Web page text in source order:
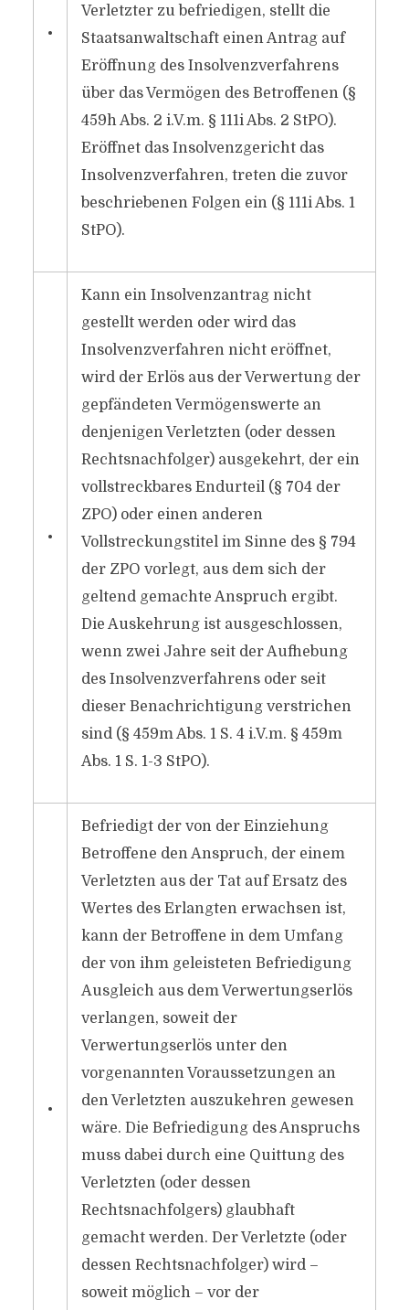
•
Verletzter zu befriedigen, stellt die
Staatsanwaltschaft einen Antrag auf
Eröffnung des Insolvenzverfahrens
über das Vermögen des Betroffenen (§
459h Abs. 2 i.V.m. § 111i Abs. 2 StPO).
Eröffnet das Insolvenzgericht das
Insolvenzverfahren, treten die zuvor
beschriebenen Folgen ein (§ 111i Abs. 1
StPO).
•
Kann ein Insolvenzantrag nicht
gestellt werden oder wird das
Insolvenzverfahren nicht eröffnet,
wird der Erlös aus der Verwertung der
gepfändeten Vermögenswerte an
denjenigen Verletzten (oder dessen
Rechtsnachfolger) ausgekehrt, der ein
vollstreckbares Endurteil (§ 704 der
ZPO) oder einen anderen
Vollstreckungstitel im Sinne des § 794
der ZPO vorlegt, aus dem sich der
geltend gemachte Anspruch ergibt.
Die Auskehrung ist ausgeschlossen,
wenn zwei Jahre seit der Aufhebung
des Insolvenzverfahrens oder seit
dieser Benachrichtigung verstrichen
sind (§ 459m Abs. 1 S. 4 i.V.m. § 459m
Abs. 1 S. 1-3 StPO).
•
Befriedigt der von der Einziehung
Betroffene den Anspruch, der einem
Verletzten aus der Tat auf Ersatz des
Wertes des Erlangten erwachsen ist,
kann der Betroffene in dem Umfang
der von ihm geleisteten Befriedigung
Ausgleich aus dem Verwertungserlös
verlangen, soweit der
Verwertungserlös unter den
vorgenannten Voraussetzungen an
den Verletzten auszukehren gewesen
wäre. Die Befriedigung des Anspruchs
muss dabei durch eine Quittung des
Verletzten (oder dessen
Rechtsnachfolgers) glaubhaft
gemacht werden. Der Verletzte (oder
dessen Rechtsnachfolger) wird –
soweit möglich – vor der